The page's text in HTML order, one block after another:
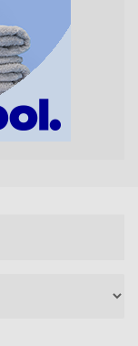
een
& visagie,
het trimmen van
filter en u